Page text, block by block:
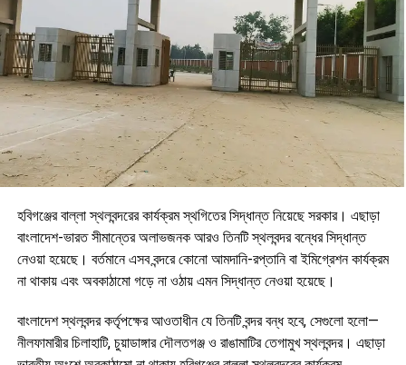
হবিগঞ্জের বাল্লা স্থলবন্দরের কার্যক্রম স্থগিতের সিদ্ধান্ত নিয়েছে সরকার। এছাড়া
বাংলাদেশ-ভারত সীমান্তের অলাভজনক আরও তিনটি স্থলবন্দর বন্ধের সিদ্ধান্ত
নেওয়া হয়েছে। বর্তমানে এসব বন্দরে কোনো আমদানি-রপ্তানি বা ইমিগ্রেশন কার্যক্রম
না থাকায় এবং অবকাঠামো গড়ে না ওঠায় এমন সিদ্ধান্ত নেওয়া হয়েছে।
বাংলাদেশ স্থলবন্দর কর্তৃপক্ষের আওতাধীন যে তিনটি বন্দর বন্ধ হবে, সেগুলো হলো—
নীলফামারীর চিলাহাটি, চুয়াডাঙ্গার দৌলতগঞ্জ ও রাঙামাটির তেগামুখ স্থলবন্দর। এছাড়া